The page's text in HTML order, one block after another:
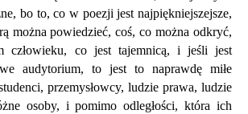
bo to, co w poezji jest najpiękniejszejsze,
można powiedzieć, coś, co można odkryć,
człowieku, co jest tajemnicą, i jeśli jest
audytorium, to jest to naprawdę miłe
przemysłowcy, ludzie prawa, ludzie
osoby, i pomimo odległości, która ich